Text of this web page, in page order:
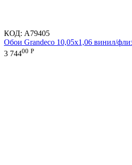
КОД: A79405
Обои Grandeco 10,05х1,06 винил/
3 74400 Р